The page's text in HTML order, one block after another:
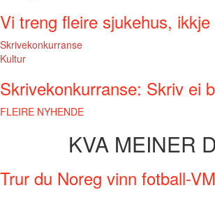
Vi treng fleire sjukehus,
Skrivekonkurranse
Kultur
Skrivekonkurranse: Skriv ei
FLEIRE NYHENDE
KVA MEINER
Trur du Noreg vinn fotball-